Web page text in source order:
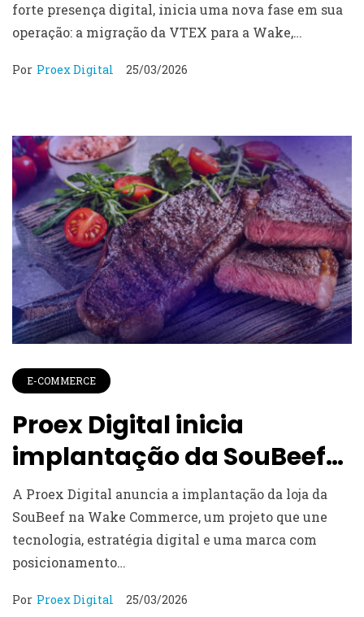
forte presença digital, inicia uma nova fase em sua
operação: a migração da VTEX para a Wake,…
Por Proex Digital 25/03/2026
E-COMMERCE
Proex Digital inicia
implantação da SouBeef
na Wake Commerce
A Proex Digital anuncia a implantação da loja da
SouBeef na Wake Commerce, um projeto que une
tecnologia, estratégia digital e uma marca com
posicionamento…
Por Proex Digital 25/03/2026